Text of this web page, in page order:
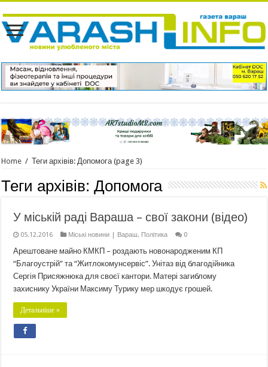
Home / Теги архівів: Допомога(page 3)
Теги архівів:Допомога
У міській раді Вараша – свої закони (відео)
05.12.2016 Міські новини | Вараш, Політика 0
Арештоване майно КМКП – роздають новонародженим КП
“Благоустрій” та “Житлокомунсервіс”. Унітаз від благодійника
Сергія Присяжнюка для своєї кантори. Матері загиблому
захиснику України Максиму Турику мер шкодує грошей.
Детальніше »